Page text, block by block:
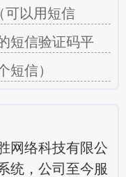
可以用短信
短信验证码平
短信）
网络科技有限公
统，公司至今服